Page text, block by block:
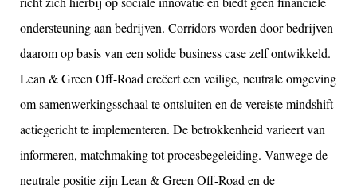
ondersteuning aan bedrijven. Corridors worden door bedrijven
daarom op basis van een solide business case zelf ontwikkeld.
Lean & Green Off-Road creëert een veilige, neutrale omgeving
om samenwerkingsschaal te ontsluiten en de vereiste mindshift
actiegericht te implementeren. De betrokkenheid varieert van
informeren, matchmaking tot procesbegeleiding. Vanwege de
neutrale positie zijn Lean & Green Off-Road en de